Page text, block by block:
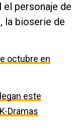
el personaje de
la bioserie de
octubre en
este
Dramas